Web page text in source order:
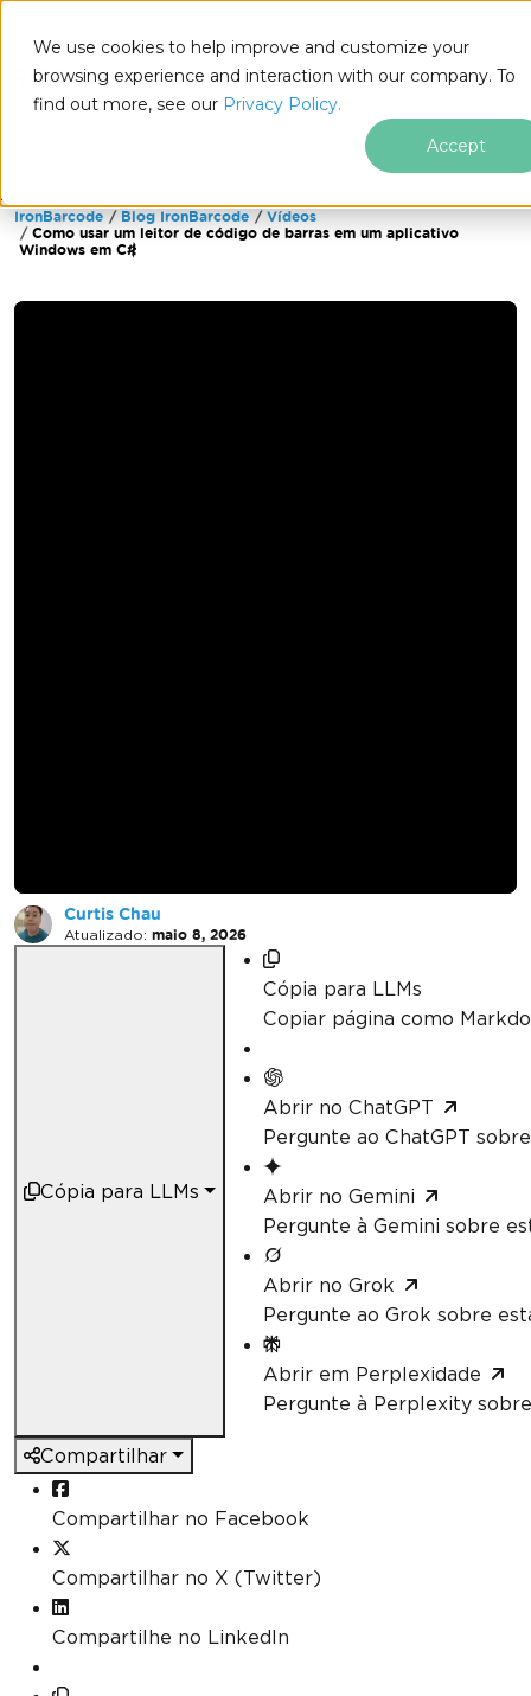
We use cookies to help improve and customize your
browsing experience and interaction with our company. To
find out more, see our Privacy Policy.
Accept
Ir para o conteúdo do rodapé
IronBarcode Blog IronBarcode
Vídeos
Como usar um leitor de código de barras em um aplicativo
Windows em C#
Curtis Chau
Atualizado: maio 8, 2026
Cópia para LLMs
Cópia para LLMs
Copiar página como
Abrir no ChatGPT
Pergunte ao ChatGPT
Abrir no Gemini
Pergunte à Gemini sobre
Abrir no Grok
Pergunte ao Grok sobre
Abrir em Perplexidade
Pergunte à Perplexity
Compartilhar
Compartilhar no Facebook
Compartilhar no X (Twitter)
Compartilhe no LinkedIn